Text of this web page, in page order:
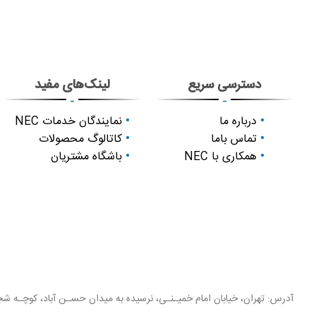
دسترسی سریع
-
درباره ما
تماس باما
همکاری با NEC
لینک‌های مفید
-
نمایندگان خدمات NEC
کاتالوگ محصولات
باشگاه مشتریان
آدرس: تهران، خیابان امام خمیـنـی، نرسیده به میدان حسـن آباد، کوچـه